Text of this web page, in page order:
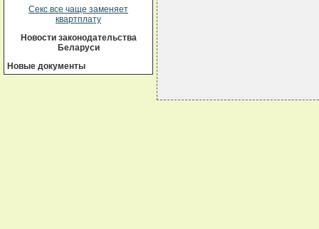
Секс все чаще заменяет
квартплату
Новости законодательства
Беларуси
Новые документы